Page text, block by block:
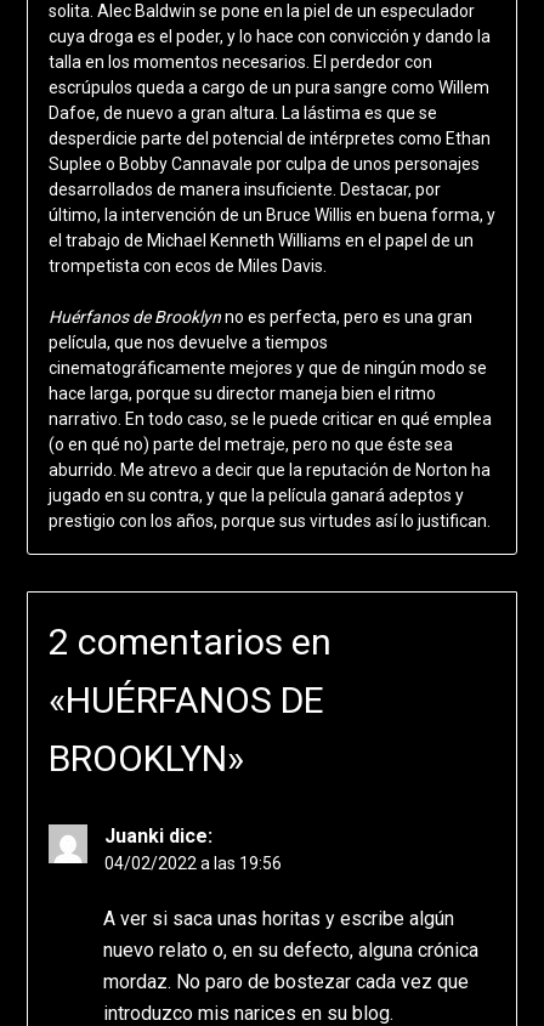
solita. Alec Baldwin se pone en la piel de un especulador
cuya droga es el poder, y lo hace con convicción y dando la
talla en los momentos necesarios. El perdedor con
escrúpulos queda a cargo de un pura sangre como Willem
Dafoe, de nuevo a gran altura. La lástima es que se
desperdicie parte del potencial de intérpretes como Ethan
Suplee o Bobby Cannavale por culpa de unos personajes
desarrollados de manera insuficiente. Destacar, por
último, la intervención de un Bruce Willis en buena forma, y
el trabajo de Michael Kenneth Williams en el papel de un
trompetista con ecos de Miles Davis.
Huérfanos de Brooklynno es perfecta, pero es una gran
película, que nos devuelve a tiempos
cinematográficamente mejores y que de ningún modo se
hace larga, porque su director maneja bien el ritmo
narrativo. En todo caso, se le puede criticar en qué emplea
(o en qué no) parte del metraje, pero no que éste sea
aburrido. Me atrevo a decir que la reputación de Norton ha
jugado en su contra, y que la película ganará adeptos y
prestigio con los años, porque sus virtudes así lo justifican.
2 comentarios en
«HUÉRFANOS DE
BROOKLYN»
Juanki dice:
04/02/2022 a las 19:56
A ver si saca unas horitas y escribe algún
nuevo relato o, en su defecto, alguna crónica
mordaz. No paro de bostezar cada vez que
introduzco mis narices en su blog.